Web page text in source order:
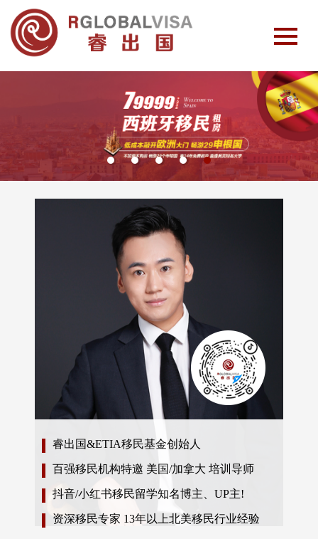
睿出国&ETIA移民基金创始人
百强移民机构特邀 美国/加拿大 培训导师
抖音/小红书移民留学知名博主、UP主!
资深移民专家 13年以上北美移民行业经验